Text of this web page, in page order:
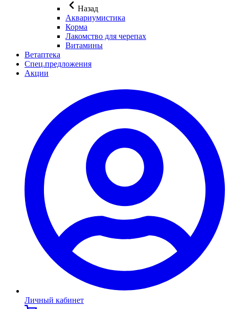
Назад
Аквариумистика
Корма
Лакомство для черепах
Витамины
Ветаптека
Спец.предложения
Акции
Личный кабинет